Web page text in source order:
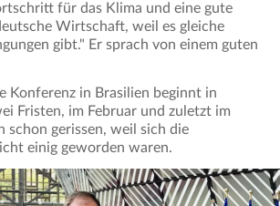
für das Klima und eine gute
Wirtschaft, weil es gleiche
gibt." Er sprach von einem guten
Konferenz in Brasilien beginnt in
Fristen, im Februar und zuletzt im
schon gerissen, weil sich die
einig geworden waren.